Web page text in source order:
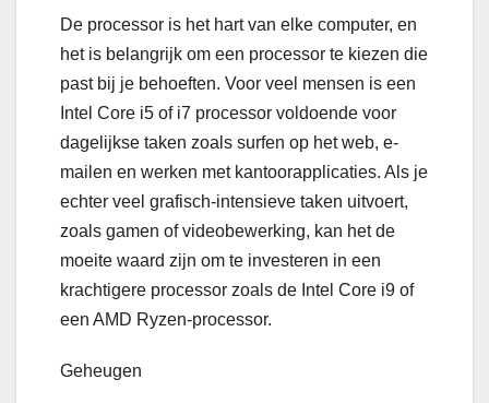
De processor is het hart van elke computer, en
het is belangrijk om een ​​processor te kiezen die
past bij je behoeften. Voor veel mensen is een
Intel Core i5 of i7 processor voldoende voor
dagelijkse taken zoals surfen op het web, e-
mailen en werken met kantoorapplicaties. Als je
echter veel grafisch-intensieve taken uitvoert,
zoals gamen of videobewerking, kan het de
moeite waard zijn om te investeren in een
krachtigere processor zoals de Intel Core i9 of
een AMD Ryzen-processor.
Geheugen